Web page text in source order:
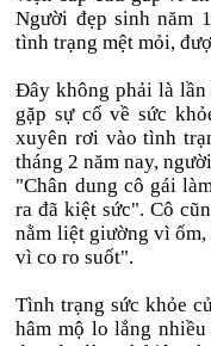
Người đẹp sinh năm
tình trạng mệt mỏi,
Đây không phải là lần
gặp sự cố về sức
xuyên rơi vào tình
tháng 2 năm nay,
"Chân dung cô gái
ra đã kiệt sức". Cô
nằm liệt giường vì
vì co ro suốt".
Tình trạng sức khỏe
hâm mộ lo lắng